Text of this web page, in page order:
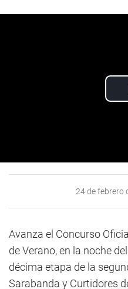
24 de febrero
Avanza el Concurso
de Verano, en la noche
décima etapa de la
Sarabanda y Curtidores